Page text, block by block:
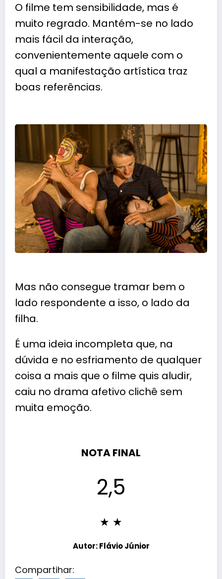
O filme tem sensibilidade, mas é
muito regrado. Mantém-se no lado
mais fácil da interação,
convenientemente aquele com o
qual a manifestação artística traz
boas referências.
Mas não consegue tramar bem o
lado respondente a isso, o lado da
filha.
É uma ideia incompleta que, na
dúvida e no esfriamento de qualquer
coisa a mais que o filme quis aludir,
caiu no drama afetivo clichê sem
muita emoção.
NOTA FINAL
2,5
★ ★
Autor: Flávio Júnior
Compartihar: